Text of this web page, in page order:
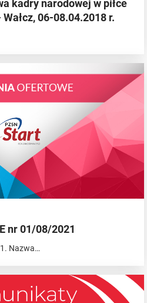
kadry narodowej w piłce
06-08.04.2018 r.
nr 01/08/2021
Nazwa…